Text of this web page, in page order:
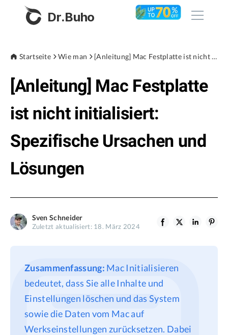
Dr.Buho
Produkte
BuhoCleaner
BuhoRepair
BuhoBarX
BuhoLaunchpad
Store
Blog
Unterstützung
Rechtliches
Refund Policy
Startseite Wie man [Anleitung] Mac Festplatte ist nicht initialisiert: Spezifische Ursachen und Lösungen
[Anleitung] Mac Festplatte
ist nicht initialisiert:
Spezifische Ursachen und
Lösungen
Sven Schneider
Zuletzt aktualisiert: 18. März 2024
Zusammenfassung: Mac Initialisieren
bedeutet, dass Sie alle Inhalte und
Einstellungen löschen und das System
sowie die Daten vom Mac auf
Werkseinstellungen zurücksetzen. Dabei